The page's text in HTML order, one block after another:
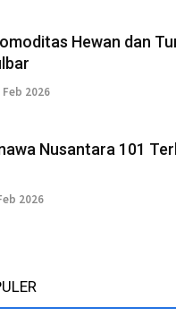
Hewan dan
Feb 2026
Nusantara 101
2026